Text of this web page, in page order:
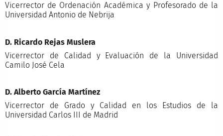
Vicerrector de Ordenación Académica y Profesorado de la
Universidad Antonio de Nebrija
D. Ricardo Rejas Muslera
Vicerrector de Calidad y Evaluación de la Universidad
Camilo José Cela
D. Alberto García Martínez
Vicerrector de Grado y Calidad en los Estudios de la
Universidad Carlos III de Madrid